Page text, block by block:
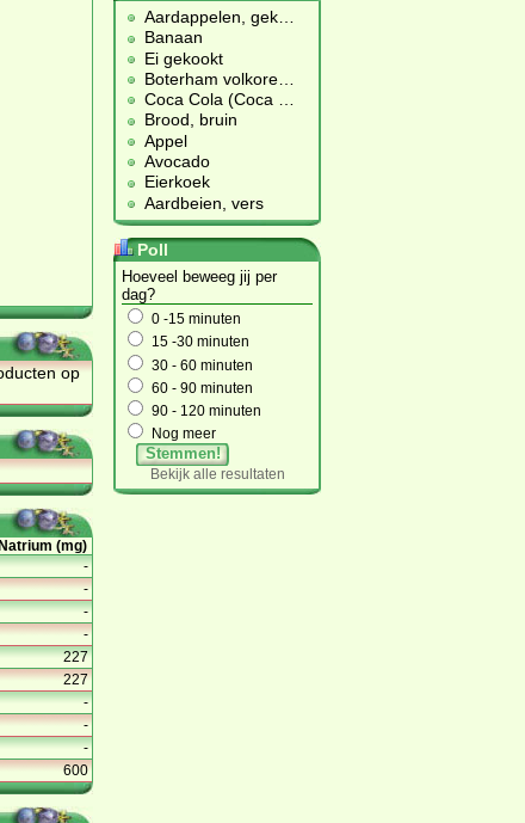
op
(mg)
-
-
-
-
227
227
-
-
-
600
Aardappelen, gek
Banaan
Ei gekookt
Boterham volkore
Coca Cola (Coca
Brood, bruin
Appel
Avocado
Eierkoek
Aardbeien, vers
Poll
Hoeveel beweeg jij per
dag?
0 -15 minuten
15 -30 minuten
30 - 60 minuten
60 - 90 minuten
90 - 120 minuten
Nog meer
Stemmen!
Bekijk alle resultaten